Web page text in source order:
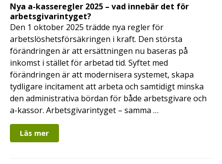
Nya a-kasseregler 2025 – vad innebär det för
arbetsgivarintyget?
Den 1 oktober 2025 trädde nya regler för
arbetslöshetsförsäkringen i kraft. Den största
förändringen är att ersättningen nu baseras på
inkomst i stället för arbetad tid. Syftet med
förändringen är att modernisera systemet, skapa
tydligare incitament att arbeta och samtidigt minska
den administrativa bördan för både arbetsgivare och
a-kassor. Arbetsgivarintyget – samma …
Läs mer